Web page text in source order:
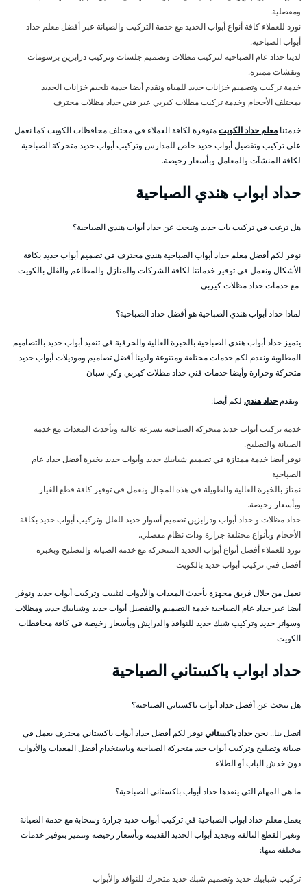
ومفصلية.
نورد للعملاء كافة أنواع أبواب الحديد مع خدمة التركيب والصيانة عبر أفضل معلم حداد
أبواب الصباحية.
لدينا حداد عام الصباحية لتركيب مظلات وتصميم جلسات وتركيب درابزين برسومات
ونقشات مميزة.
خدمة تركيب وتصميم خزانات حديد للمياه ونقدم أيضا خدمة تلحيم خزانات الحديد
بمختلف الأحجام وخدمة تركيب مظلات كيربي عبر فني حداد مظلات محترف
خدمتنا معلم حداد الكويتمتوفرة لكافة العملاء في مختلف محافظات الكويت كما نعمل
على تركيب وتفصيل أبواب حديد خاص للمدارس وتركيب أبواب حديد متحركة الصباحية
لكافة المنشآت والمعامل وبأسعار رخيصة.
حداد ابواب هندي الصباحية
هل ترغب في تركيب باب حديد وتبحث عن حداد أبواب هندي الصباحية؟
نوفر لكم أفضل معلم حداد أبواب الصباحية هندي محترف في تصميم أبواب حديد بكافة
الأشكال ونعمل في توفير خدماتنا لكافة الشركات والمنازل والمطاعم والفلل بالكويت
مع خدمات حداد مظلات كيربي
لماذا حداد أبواب هندي الصباحية هو أفضل حداد الصباحية؟
يتميز حداد أبواب هندي الصباحية بالخبرة العالية والحرفية في تنفيذ أبواب حديد بالتصاميم
المطلوبة ونقدم لكم خدمات مختلفة ومتنوعة ولدينا أفضل تصاميم وموديلات أبواب حديد
متحركة وجرارة وأيضا خدمات فني حداد مظلات كيربي وكي سبان
ونقدم حداد هندي لكم أيضا:
خدمة تركيب أبواب حديد متحركة الصباحية بسرعة عالية وبأحدث المعدات مع خدمة
الصيانة والتصليح.
نوفر أيضا خدمة ممتازة في تصميم شبابيك حديد وأبواب حديد بخبرة أفضل حداد عام
الصباحية
نمتاز بالخبرة العالية والطويلة في هذه المجال ونعمل في توفير كافة قطع الغيار
وبأسعار رخيصة.
حداد مظلات و حداد أبواب ودرابزين تصميم أسوار حديد للفلل وتركيب أبواب حديد بكافة
الأحجام وبأنواع مختلفة جرارة وذات نظام مفصلي.
نورد للعملاء أفضل أنواع أبواب الحديد المتحركة مع خدمة الصيانة والتصليح وبخبرة
أفضل فني تركيب أبواب حديد بالكويت
نعمل من خلال فريق مجهزة بأحدث المعدات والأدوات لتثبيت وتركيب أبواب حديد ونوفر
أيضا عبر حداد عام الصباحية خدمة التصميم والتفصيل أبواب حديد وشبابيك حديد ومظلات
وسواتر حديد وتركيب شبك حديد للنوافذ والدرايش وبأسعار رخيصة في كافة محافظات
الكويت
حداد ابواب باكستاني الصباحية
هل تبحث عن أفضل حداد أبواب باكستاني الصباحية؟
اتصل بنا.. نحنحداد باكستانينوفر لكم أفضل حداد أبواب باكستاني محترف يعمل في
صيانة وتصليح وتركيب أبواب حيد متحركة الصباحية وباستخدام أفضل المعدات والأدوات
دون خدش الباب أو الطلاء
ما هي المهام التي ينفذها حداد أبواب باكستاني الصباحية؟
يعمل معلم حداد ابواب الصباحية في تركيب أبواب حديد جرارة وسحابة مع خدمة الصيانة
وتغير القطع التالفة وتجديد أبواب الحديد القديمة وبأسعار رخيصة ونتميز بتوفير خدمات
مختلفة منها:
تركيب شبابيك حديد وتصميم شبك حديد متحرك للنوافذ والأبواب